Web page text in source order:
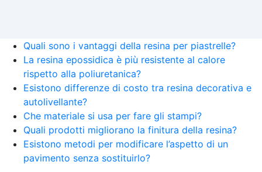
Quali sono i vantaggi della resina per piastrelle?
La resina epossidica è più resistente al calore
rispetto alla poliuretanica?
Esistono differenze di costo tra resina decorativa e
autolivellante?
Che materiale si usa per fare gli stampi?
Quali prodotti migliorano la finitura della resina?
Esistono metodi per modificare l’aspetto di un
pavimento senza sostituirlo?